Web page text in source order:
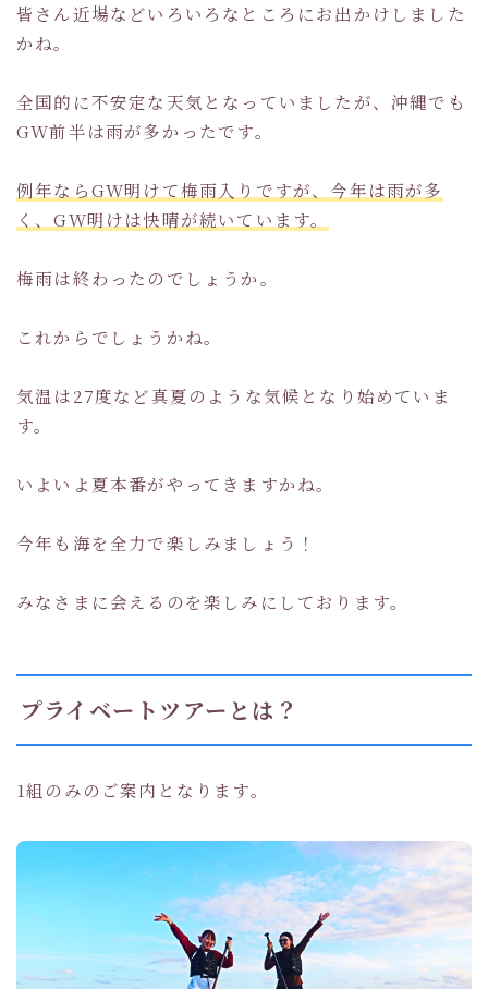
皆さん近場などいろいろなところにお出かけしました
かね。
全国的に不安定な天気となっていましたが、沖縄でも
GW前半は雨が多かったです。
例年ならGW明けて梅雨入りですが、今年は雨が多
く、GW明けは快晴が続いています。
梅雨は終わったのでしょうか。
これからでしょうかね。
気温は27度など真夏のような気候となり始めていま
す。
いよいよ夏本番がやってきますかね。
今年も海を全力で楽しみましょう！
みなさまに会えるのを楽しみにしております。
プライベートツアーとは？
1組のみのご案内となります。